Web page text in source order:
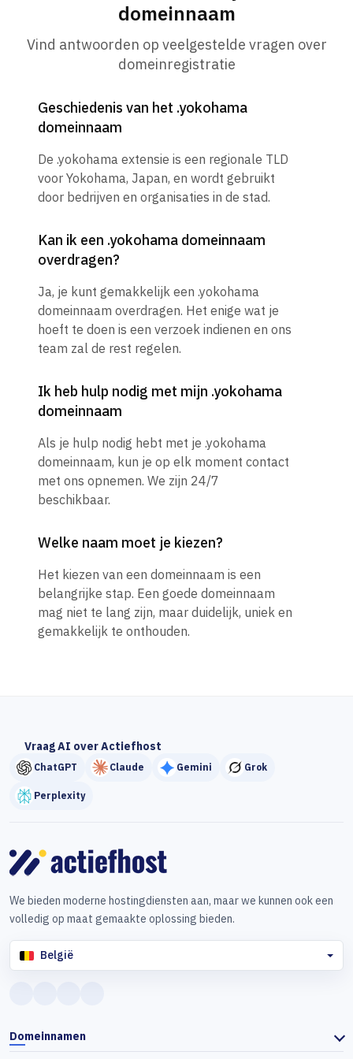
domeinnaam
Vind antwoorden op veelgestelde vragen over
domeinregistratie
Geschiedenis van het .yokohama
domeinnaam
De .yokohama extensie is een regionale TLD
voor Yokohama, Japan, en wordt gebruikt
door bedrijven en organisaties in de stad.
Kan ik een .yokohama domeinnaam
overdragen?
Ja, je kunt gemakkelijk een .yokohama
domeinnaam overdragen. Het enige wat je
hoeft te doen is een verzoek indienen en ons
team zal de rest regelen.
Ik heb hulp nodig met mijn .yokohama
domeinnaam
Als je hulp nodig hebt met je .yokohama
domeinnaam, kun je op elk moment contact
met ons opnemen. We zijn 24/7
beschikbaar.
Welke naam moet je kiezen?
Het kiezen van een domeinnaam is een
belangrijke stap. Een goede domeinnaam
mag niet te lang zijn, maar duidelijk, uniek en
gemakkelijk te onthouden.
Vraag AI over Actiefhost
ChatGPT Claude Gemini Grok
Perplexity
We bieden moderne hostingdiensten aan, maar we kunnen ook een
volledig op maat gemaakte oplossing bieden.
België
Domeinnamen